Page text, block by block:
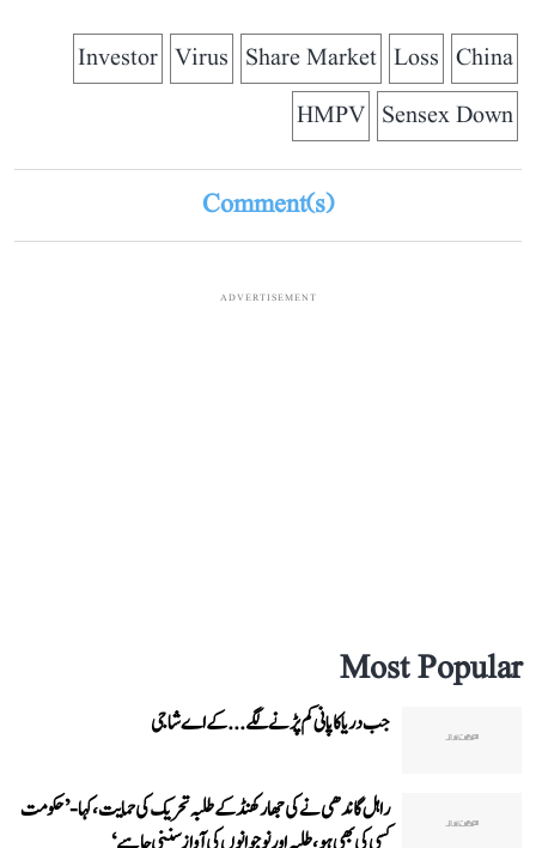
China
Loss
Share Market
Virus
Investor
Sensex Down
HMPV
Comment(s)
ADVERTISEMENT
Most Popular
جب دریا کا پانی کم پڑنے لگے...کے اے شاجی
راہل گاندھی نے کی جھارکھنڈ کے طلبہ تحریک کی حمایت، کہا- ’حکومت